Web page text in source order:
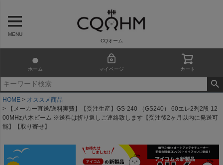
MENU
CQオーム
ホーム マイページ カート
HOME
オススメ商品
【メーカー直送/送料実費】【受注生産】GS-240 （GS240） 60エレ2列2段 12
00MHz八木ビーム ※送料は折り返しご連絡致します【受注後2ヶ月以内に発送可
能】【取り寄せ】